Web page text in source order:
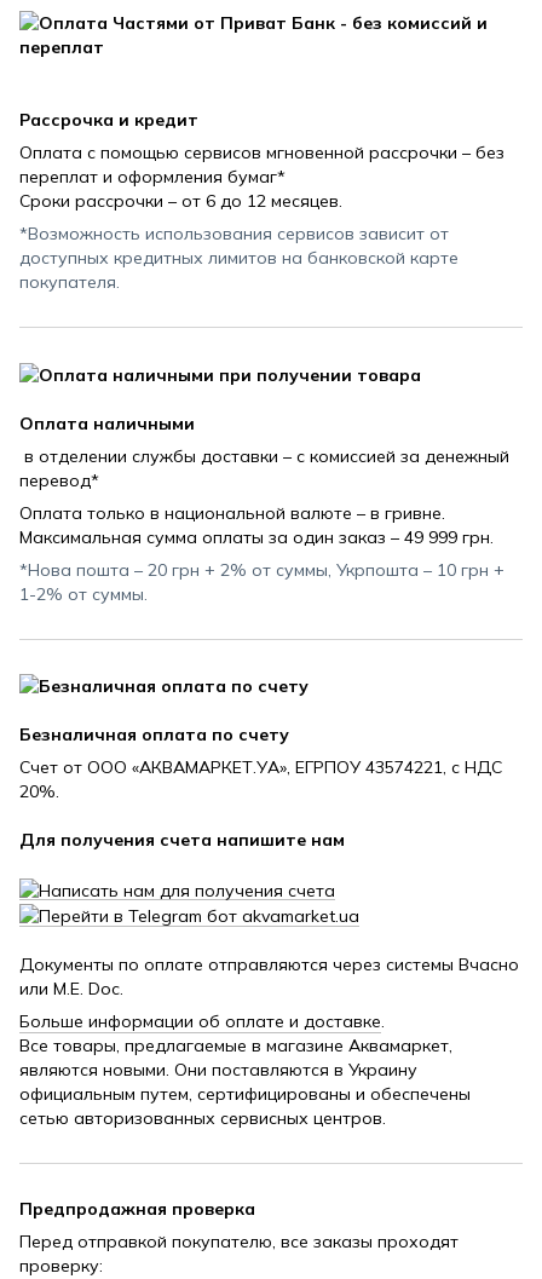
Рассрочка и кредит
Оплата с помощью сервисов мгновенной рассрочки – без
переплат и оформления бумаг*
Сроки рассрочки – от 6 до 12 месяцев.
*Возможность использования сервисов зависит от
доступных кредитных лимитов на банковской карте
покупателя.
Оплата наличными
в отделении службы доставки – с комиссией за денежный
перевод*
Оплата только в национальной валюте – в гривне.
Максимальная сумма оплаты за один заказ – 49 999 грн.
*Нова пошта – 20 грн + 2% от суммы, Укрпошта – 10 грн +
1-2% от суммы.
Безналичная оплата по счету
Счет от ООО «АКВАМАРКЕТ.УА», ЕГРПОУ 43574221, с НДС
20%.
Для получения счета напишите нам
Документы по оплате отправляются через системы Вчасно
или M.E. Doc.
Больше информации об оплате и доставке.
Все товары, предлагаемые в магазине Аквамаркет,
являются новыми. Они поставляются в Украину
официальным путем, сертифицированы и обеспечены
сетью авторизованных сервисных центров.
Предпродажная проверка
Перед отправкой покупателю, все заказы проходят
проверку: